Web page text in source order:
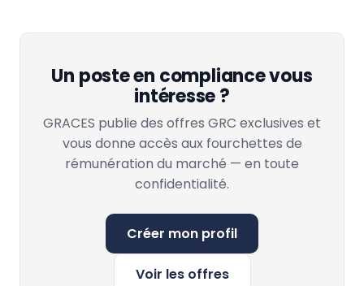
Un poste en compliance vous
intéresse ?
GRACES publie des offres GRC exclusives et
vous donne accès aux fourchettes de
rémunération du marché — en toute
confidentialité.
Créer mon profil
Voir les offres